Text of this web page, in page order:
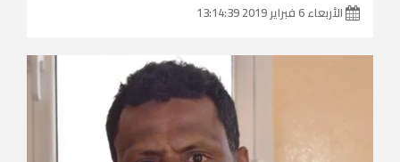
الأربعاء 6 فبراير 2019 13:14:39